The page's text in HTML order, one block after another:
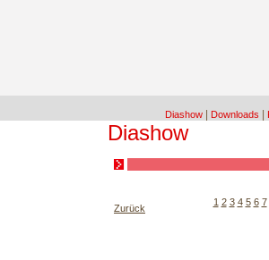
Diashow| Downloads
Diashow
Zurück
1 2 3 4 5 6 7